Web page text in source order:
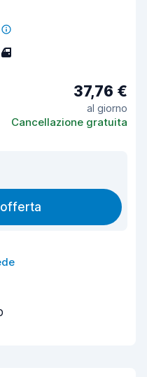
4
37,76 €
al giorno
Cancellazione gratuita
offerta